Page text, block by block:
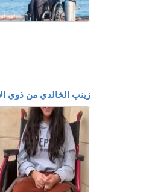
زينب الخالدي من ذوي